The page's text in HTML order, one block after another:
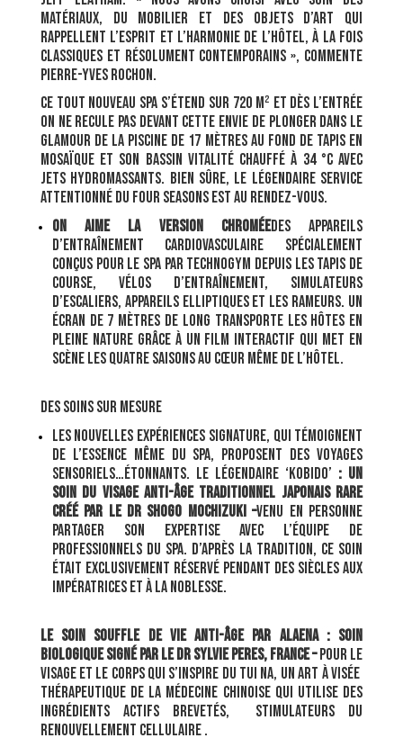
matériaux, du mobilier et des objets d’art qui
rappellent l’esprit et l’harmonie de l’hôtel, à la fois
classiques et résolument contemporains », commente
Pierre-Yves Rochon.
​Ce tout nouveau spa s’étend sur 720 m² et dès l’entrée
on ne recule pas devant cette envie de plonger dans le
glamour de la piscine de 17 mètres au fond de tapis en
mosaïque et son bassin vitalité chauffé à 34 °C avec
jets hydromassants. Bien sûre, le légendaire service
attentionné du Four Seasons est au rendez-vous.
On aime la version chroméedes appareils
d’entraînement cardiovasculaire ​spécialement
conçus pour Le Spa par Technogym depuis les tapis de
course, vélos d’entraînement, simulateurs
d’escaliers, appareils elliptiques et les rameurs. Un
écran de 7 mètres de long transporte les hôtes en
pleine nature grâce à un film interactif qui met en
scène les quatre saisons au cœur même de l’hôtel.
​DES SOINS SUR MESURE
​Les nouvelles Expériences Signature, qui témoignent​
de l’essence même du spa, proposent​ des voyages
sensoriels…étonnants. Le légendaire ‘Kobido’ : un
soin du visage anti-âge traditionnel japonais rare
créé par le Dr Shogo Mochizuki –venu en personne
partager son expertise avec l’équipe de
professionnels du spa. D’après la tradition, ce soin
était exclusivement réservé pendant des siècles aux
impératrices et à la noblesse.
Le soin Souffle de Vie anti-âge par Alaena : soin
biologique signé par le Dr Sylvie Peres, France –pour le
visage et le corps qui s’inspire du Tui Na, un art à visée ​
thérapeutique de la médecine chinoise qui utilise des
ingrédients actifs brevetés,
stimulateurs du
renouvellement cellulaire .